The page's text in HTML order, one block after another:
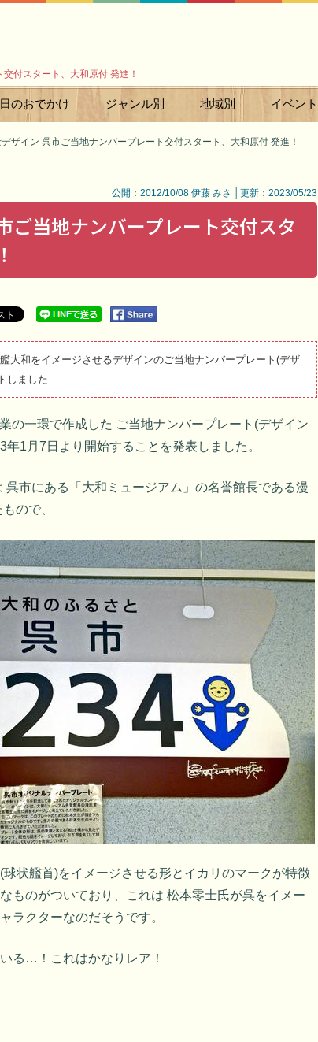
付スタート、大和原付 発進！
のおでかけ ジャンル別 地域別 イベント
ザイン 呉市ご当地ナンバープレート交付スタート、大和原付 発進！
公開：2012/10/08 伊藤 みさ │更新：2023/05/23
ご当地ナンバープレート交付スタ
大和をイメージさせるデザインのご当地ナンバープレート(デザ
しました
の一環で作成した ご当地ナンバープレート(デザイン
1月7日より開始することを発表しました。
市にある「大和ミュージアム」の名誉館長である漫
ので、
状艦首)をイメージさせる形とイカリのマークが特徴
ものがついており、これは 松本零士氏が呉をイメー
ラクターなのだそうです。
る…！これはかなりレア！